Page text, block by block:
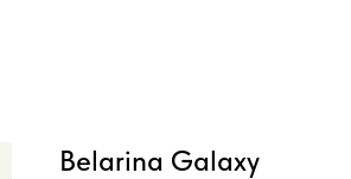
Belarina Galaxy